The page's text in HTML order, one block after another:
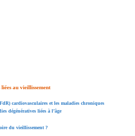
au vieillissement
cardiovasculaires et les maladies chroniques
dégénératives liées à l’âge
du vieillissement ?